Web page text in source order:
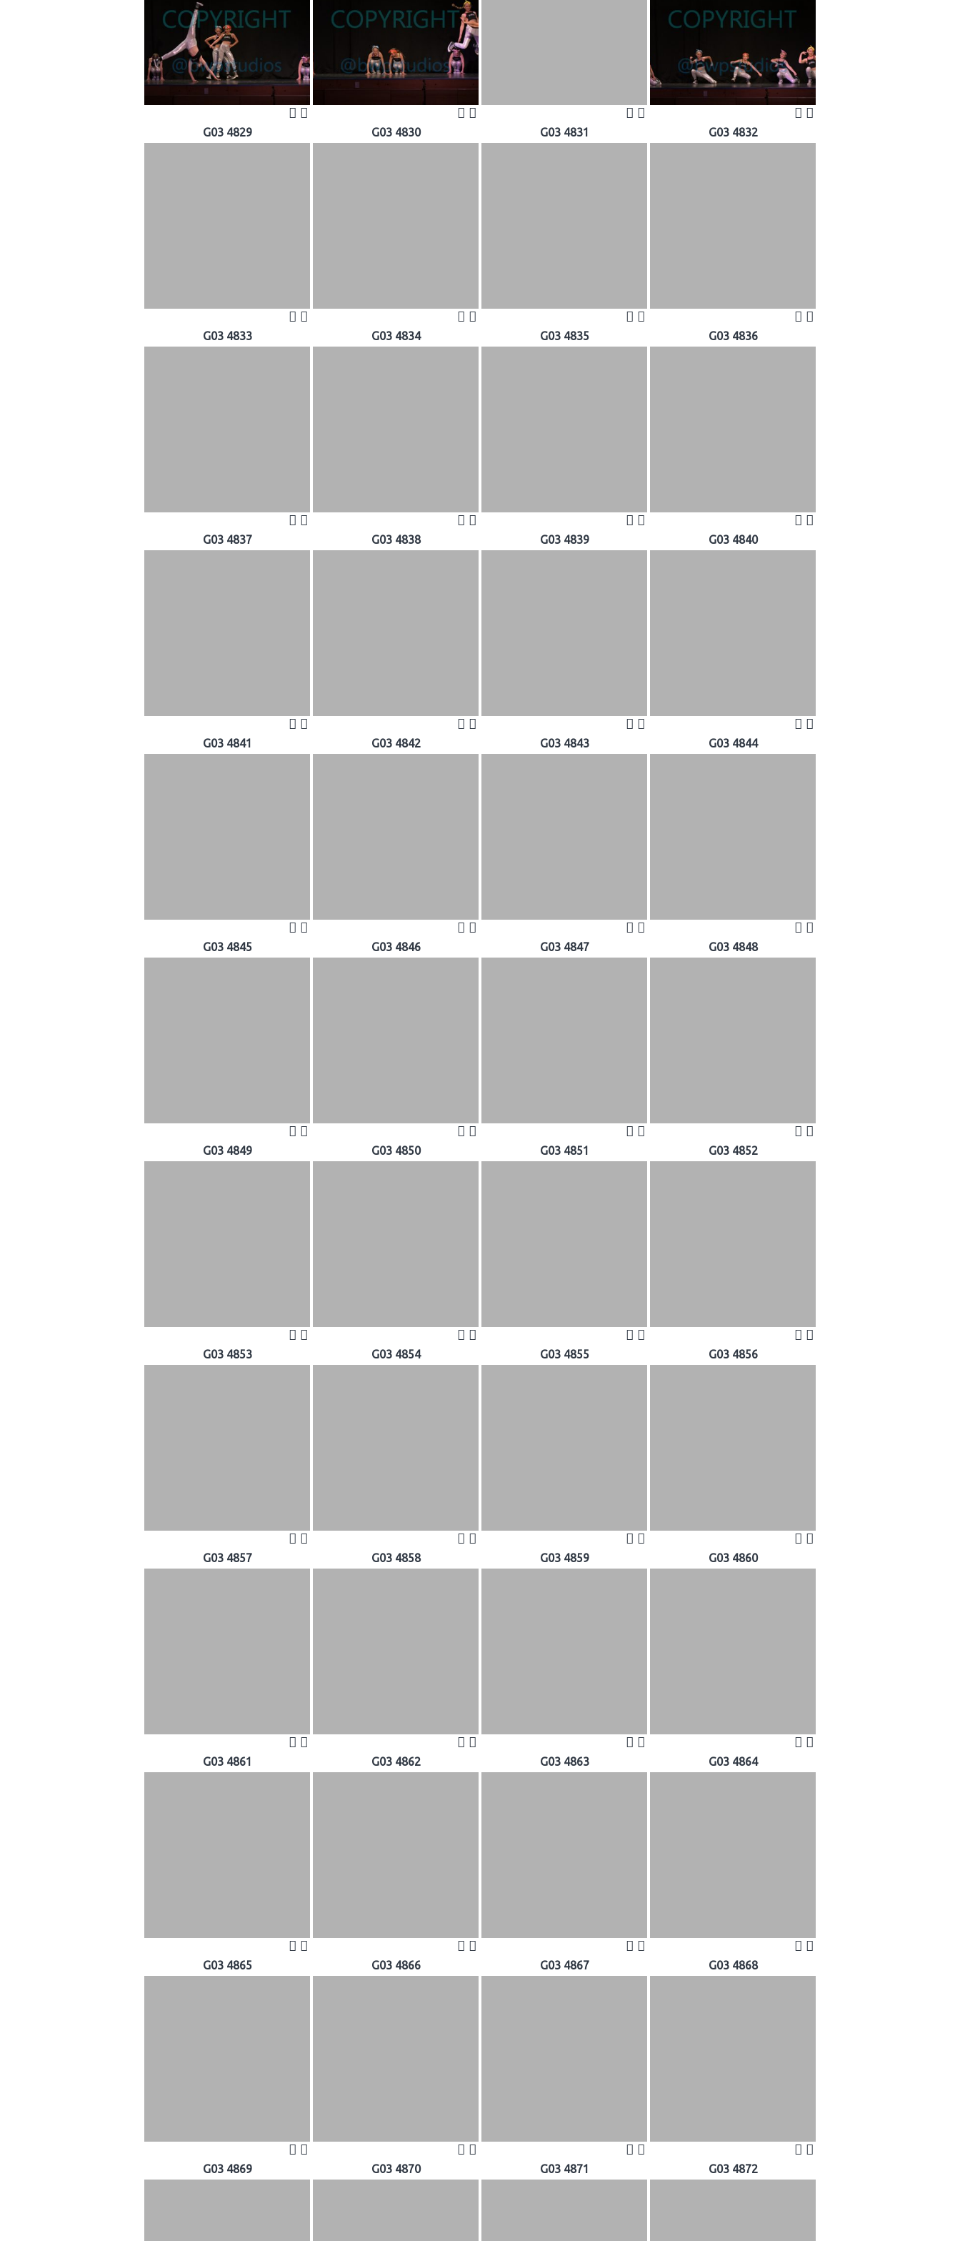
G03 4829 G03 4830 G03 4831 G03 4832
G03 4833 G03 4834 G03 4835 G03 4836
G03 4837 G03 4838 G03 4839 G03 4840
G03 4841 G03 4842 G03 4843 G03 4844
G03 4845 G03 4846 G03 4847 G03 4848
G03 4849 G03 4850 G03 4851 G03 4852
G03 4853 G03 4854 G03 4855 G03 4856
G03 4857 G03 4858 G03 4859 G03 4860
G03 4861 G03 4862 G03 4863 G03 4864
G03 4865 G03 4866 G03 4867 G03 4868
G03 4869 G03 4870 G03 4871 G03 4872